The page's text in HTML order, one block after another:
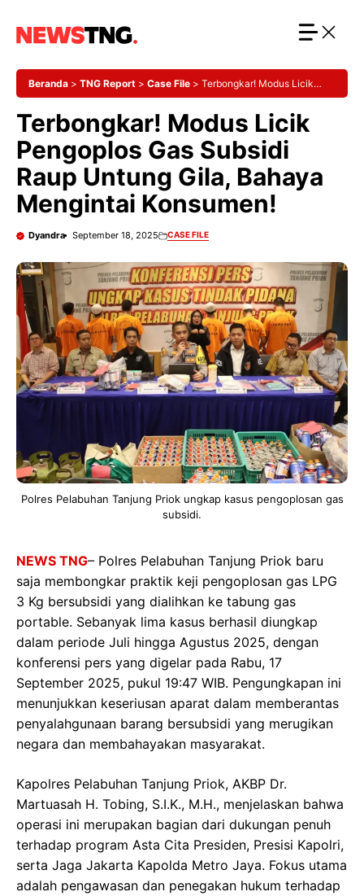
Beranda > TNG Report > Case File > Terbongkar! Modus Licik
Konsumen!
Terbongkar! Modus Licik
Pengoplos Gas Subsidi
Raup Untung Gila, Bahaya
Mengintai Konsumen!
Dyandra September 18, 2025 CASE FILE
Polres Pelabuhan Tanjung Priok ungkap kasus pengoplosan gas
subsidi.
NEWS TNG– Polres Pelabuhan Tanjung Priok baru
saja membongkar praktik keji pengoplosan gas LPG
3 Kg bersubsidi yang dialihkan ke tabung gas
portable. Sebanyak lima kasus berhasil diungkap
dalam periode Juli hingga Agustus 2025, dengan
konferensi pers yang digelar pada Rabu, 17
September 2025, pukul 19:47 WIB. Pengungkapan ini
menunjukkan keseriusan aparat dalam memberantas
penyalahgunaan barang bersubsidi yang merugikan
negara dan membahayakan masyarakat.
Kapolres Pelabuhan Tanjung Priok, AKBP Dr.
Martuasah H. Tobing, S.I.K., M.H., menjelaskan bahwa
operasi ini merupakan bagian dari dukungan penuh
terhadap program Asta Cita Presiden, Presisi Kapolri,
serta Jaga Jakarta Kapolda Metro Jaya. Fokus utama
adalah pengawasan dan penegakan hukum terhadap